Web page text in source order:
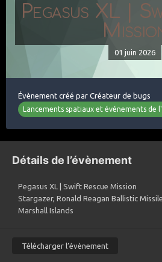
Pegasus XL |
01 juin 2026
Évènement créé par Créateur de bugs
Lancements spatiaux et événements de
Détails de l’évènement
Pegasus XL | Swift Rescue Mission
Stargazer, Ronald Reagan Ballistic
Marshall Islands
Télécharger l’évènement